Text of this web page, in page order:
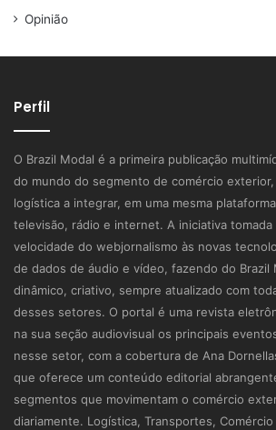
Opinião
Perfil
O Brazil Modal é a primeira publicação
do mundo do segmento de comércio
logística a integrar, em uma mesma
televisão, rádio e internet. A iniciativa
velocidade do webjornalismo às novas
de dados de áudio e vídeo, fazendo do Brazil
dinâmico, criativo, sempre atualizado com
desses setores. O portal é uma revista
na sua seção audiovisual os principais
nesse setor, com a cobertura de Ana
que oferece um conteúdo editorial
segmentos que movimentam o comércio
diariamente. Logística, Transportes, Comércio